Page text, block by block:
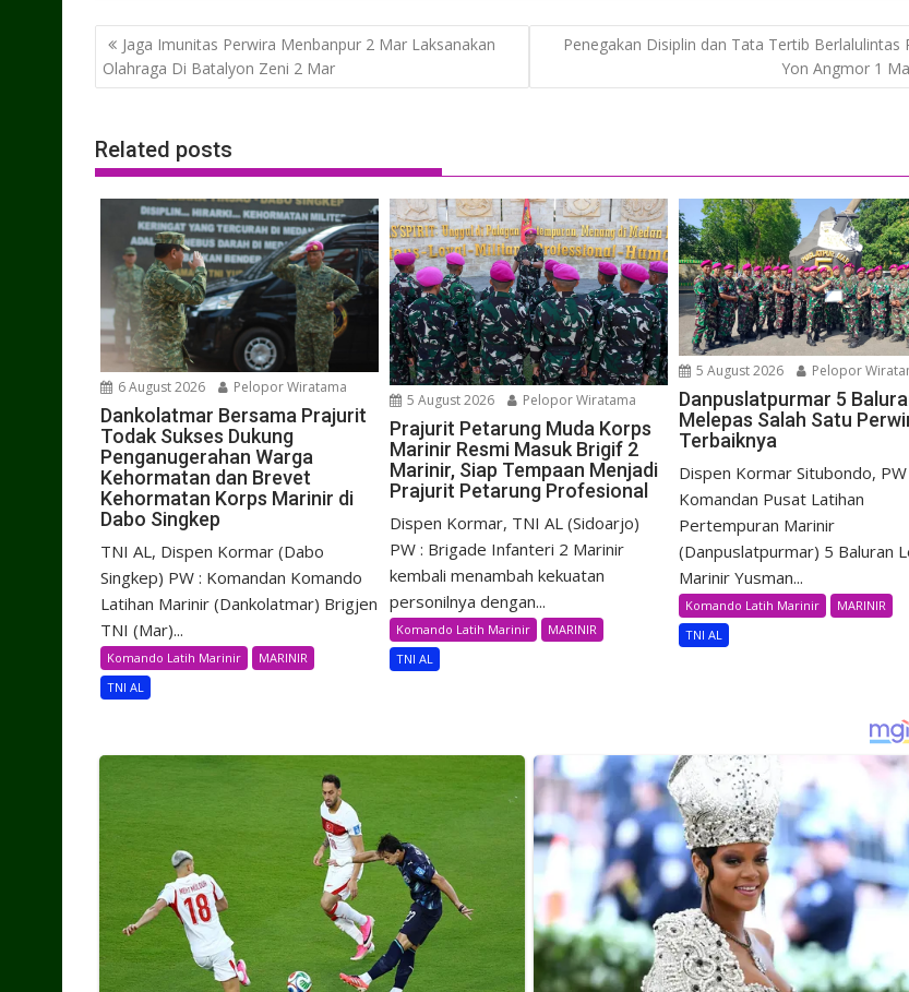
Post
navigation
Jaga Imunitas Perwira Menbanpur 2 Mar Laksanakan
Olahraga Di Batalyon Zeni 2 Mar
Penegakan Disiplin dan Tata Tertib Berlalulintas
Yon Angmor 1
Related posts
6 August 2026 Pelopor Wiratama
Dankolatmar Bersama Prajurit
Todak Sukses Dukung
Penganugerahan Warga
Kehormatan dan Brevet
Kehormatan Korps Marinir di
Dabo Singkep
TNI AL, Dispen Kormar (Dabo
Singkep) PW : Komandan Komando
Latihan Marinir (Dankolatmar) Brigjen
TNI (Mar)...
Komando Latih Marinir
MARINIR
TNI AL
5 August 2026 Pelopor Wiratama
Prajurit Petarung Muda Korps
Marinir Resmi Masuk Brigif 2
Marinir, Siap Tempaan Menjadi
Prajurit Petarung Profesional
Dispen Kormar, TNI AL (Sidoarjo)
PW : Brigade Infanteri 2 Marinir
kembali menambah kekuatan
personilnya dengan...
Komando Latih Marinir
MARINIR
TNI AL
5 August 2026 Pelopor
Danpuslatpurmar 5
Melepas Salah Satu
Terbaiknya
Dispen Kormar Situbondo, PW
Komandan Pusat Latihan
Pertempuran Marinir
(Danpuslatpurmar) 5 Baluran
Marinir Yusman...
Komando Latih Marinir
MARINIR
TNI AL